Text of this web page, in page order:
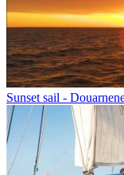
Sunset sail -